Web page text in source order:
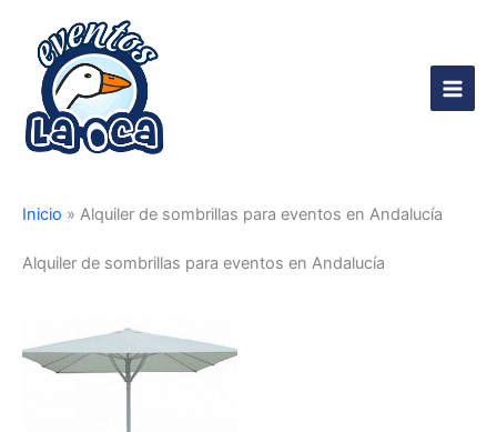
contenido
Main
Inicio » Alquiler de sombrillas para eventos en Andalucía
Alquiler de sombrillas para eventos en Andalucía